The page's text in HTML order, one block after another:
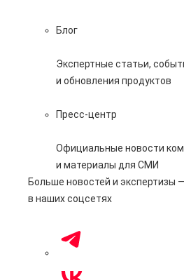
Блог
Экспертные статьи,
и обновления продуктов
Пресс-центр
Официальные новости
и материалы для СМИ
Больше новостей и экспертизы —
в наших соцсетях